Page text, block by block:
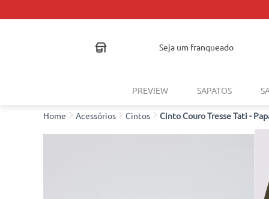
seja um franqueado
PREVIEW SAPATOS
Acessórios Cintos Cinto Couro Tresse Tati -